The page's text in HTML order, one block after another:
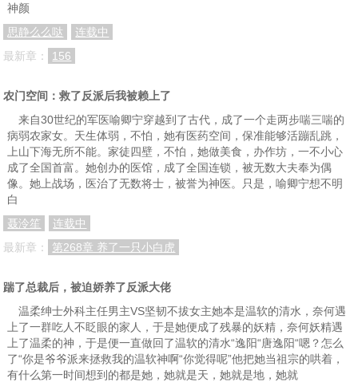
神颜
思静么么哒
连载中
最新章：
156
农门空间：救了反派后我被赖上了
来自30世纪的军医喻卿宁穿越到了古代，成了一个走两步喘三喘的
病弱农家女。天生体弱，不怕，她有医药空间，保准能够活蹦乱跳，
上山下海无所不能。家徒四壁，不怕，她做美食，办作坊，一不小心
成了全国首富。她创办的医馆，成了全国连锁，被无数大夫奉为偶
像。她上战场，医治了无数将士，被誉为神医。只是，喻卿宁想不明
白
聂泠笙
连载中
最新章：
第268章 养了一只小白虎
踹了总裁后，被迫娇养了反派大佬
温柔绅士外科主任男主VS坚韧不拔女主她本是温软的清水，奈何遇
上了一群吃人不眨眼的家人，于是她便成了残暴的妖精，奈何妖精遇
上了温柔的神，于是便一直做回了温软的清水“逸阳“唐逸阳“嗯？怎么
了“你是爷爷派来拯救我的温软神啊“你觉得呢”他把她当祖宗的哄着，
有什么第一时间想到的都是她，她就是天，她就是地，她就